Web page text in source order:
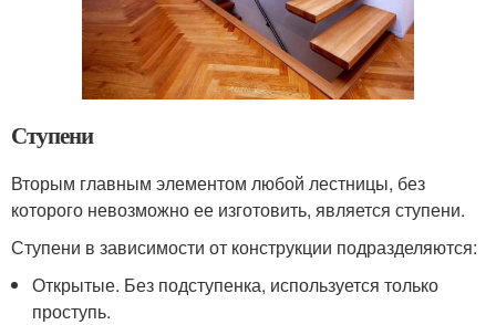
Ступени
Вторым главным элементом любой лестницы, без
которого невозможно ее изготовить, является ступени.
Ступени в зависимости от конструкции подразделяются:
Открытые. Без подступенка, используется только
проступь.